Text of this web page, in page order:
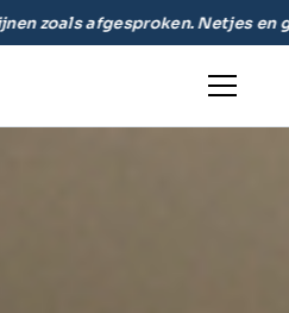
service."— Wendy